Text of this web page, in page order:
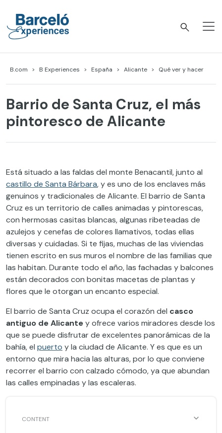
content
B.com B Experiences España Alicante Qué ver y hacer
Barrio de Santa Cruz, el más
pintoresco de Alicante
Está situado a las faldas del monte Benacantil, junto al
castillo de Santa Bárbara, y es uno de los enclaves más
genuinos y tradicionales de Alicante. El barrio de Santa
Cruz es un territorio de calles animadas y pintorescas,
con hermosas casitas blancas, algunas ribeteadas de
azulejos y cenefas de colores llamativos, todas ellas
diversas y cuidadas. Si te fijas, muchas de las viviendas
tienen escrito en sus muros el nombre de las familias que
las habitan. Durante todo el año, las fachadas y balcones
están decorados con bonitas macetas de plantas y
flores que le otorgan un encanto especial.
El barrio de Santa Cruz ocupa el corazón del casco
antiguo de Alicantey ofrece varios miradores desde los
que se puede disfrutar de excelentes panorámicas de la
bahía, el puerto y la ciudad de Alicante. Y es que es un
entorno que mira hacia las alturas, por lo que conviene
recorrer el barrio con calzado cómodo, ya que abundan
las calles empinadas y las escaleras.